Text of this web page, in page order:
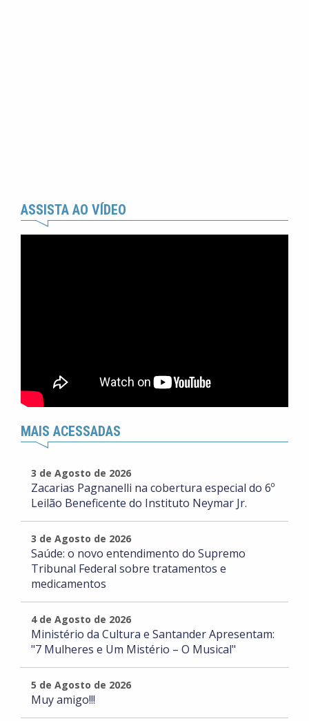
ASSISTA AO VÍDEO
MAIS ACESSADAS
3 de Agosto de 2026
Zacarias Pagnanelli na cobertura especial do 6º
Leilão Beneficente do Instituto Neymar Jr.
3 de Agosto de 2026
Saúde: o novo entendimento do Supremo
Tribunal Federal sobre tratamentos e
medicamentos
4 de Agosto de 2026
Ministério da Cultura e Santander Apresentam:
"7 Mulheres e Um Mistério – O Musical"
5 de Agosto de 2026
Muy amigo!!!